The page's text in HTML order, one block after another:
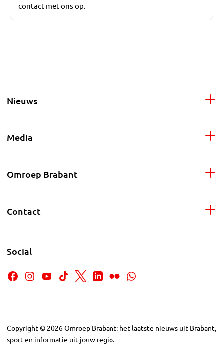
contact met ons op.
Nieuws
Media
Omroep Brabant
Contact
Social
Copyright © 2026Omroep Brabant: het laatste nieuws uit Brabant,
sport en informatie uit jouw regio.